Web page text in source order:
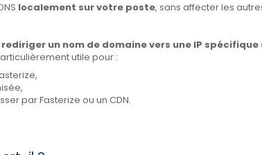
localement sur votre poste, sans affecter les
un nom de domaine vers une IP spécifique
utile pour :
par Fasterize ou un CDN.